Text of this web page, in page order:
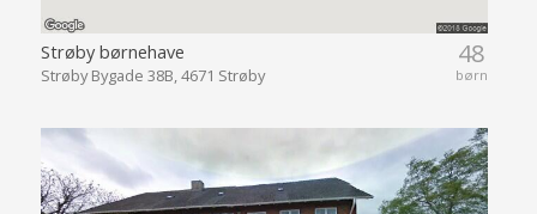
48
børn
Strøby børnehave
Strøby Bygade 38B, 4671 Strøby